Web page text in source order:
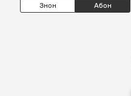
Знон Абон